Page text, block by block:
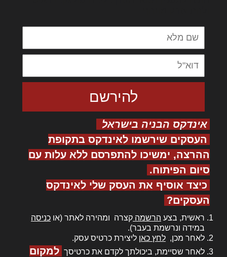
אינדקס הבניה בישראל
העסקים שירשמו לאינדקס בתקופת
ההרצה, ימשיכו להתפרסם ללא עלות עם
סיום הפיתוח.
כיצד אוסיף את העסק שלי לאינדקס
העסקים?
ראשית, בצע הרשמה קצרה ומהירה לאתר (או כניסה
במידה ונרשמת בעבר).
לאחר מכן, לחץ כאן ליצירת כרטיס עסק.
לאחר שסיימת, ביכולתך לקדם את כרטיסך למקום